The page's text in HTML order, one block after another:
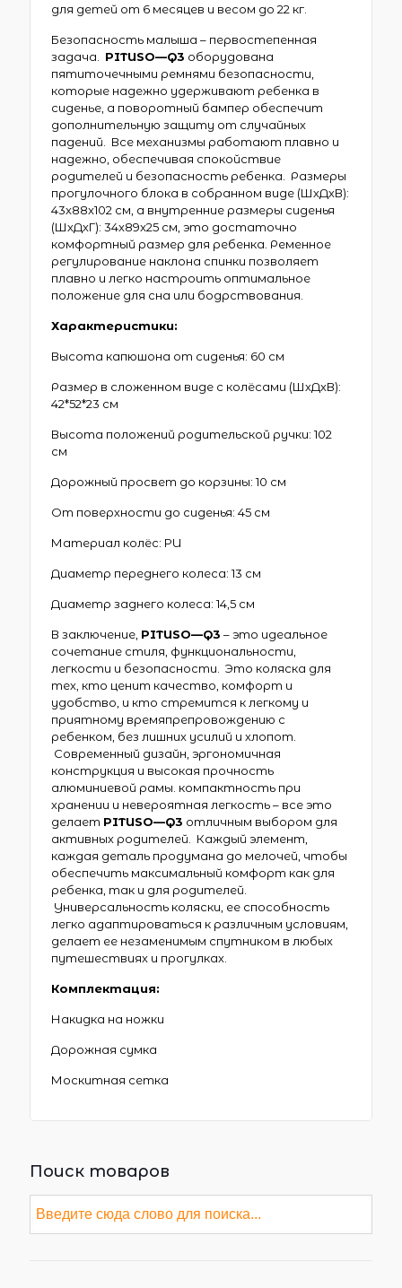
для детей от 6 месяцев и весом до 22 кг.
Безопасность малыша – первостепенная
задача. PITUSO—Q3 оборудована
пятиточечными ремнями безопасности,
которые надежно удерживают ребенка в
сиденье, а поворотный бампер обеспечит
дополнительную защиту от случайных
падений. Все механизмы работают плавно и
надежно, обеспечивая спокойствие
родителей и безопасность ребенка. Размеры
прогулочного блока в собранном виде (ШхДхВ):
43x88x102 см, а внутренние размеры сиденья
(ШхДхГ): 34x89x25 см, это достаточно
комфортный размер для ребенка. Ременное
регулирование наклона спинки позволяет
плавно и легко настроить оптимальное
положение для сна или бодрствования.
Характеристики:
Высота капюшона от сиденья: 60 см
Размер в сложенном виде с колёсами (ШхДхВ):
42*52*23 см
Высота положений родительской ручки: 102
см
Дорожный просвет до корзины: 10 см
От поверхности до сиденья: 45 см
Материал колёс: PU
Диаметр переднего колеса: 13 см
Диаметр заднего колеса: 14,5 см
В заключение, PITUSO—Q3 – это идеальное
сочетание стиля, функциональности,
легкости и безопасности. Это коляска для
тех, кто ценит качество, комфорт и
удобство, и кто стремится к легкому и
приятному времяпрепровождению с
ребенком, без лишних усилий и хлопот.
Современный дизайн, эргономичная
конструкция и высокая прочность
алюминиевой рамы. компактность при
хранении и невероятная легкость – все это
делает PITUSO—Q3 отличным выбором для
активных родителей. Каждый элемент,
каждая деталь продумана до мелочей, чтобы
обеспечить максимальный комфорт как для
ребенка, так и для родителей.
Универсальность коляски, ее способность
легко адаптироваться к различным условиям,
делает ее незаменимым спутником в любых
путешествиях и прогулках.
Комплектация:
Накидка на ножки
Дорожная сумка
Москитная сетка
Поиск товаров